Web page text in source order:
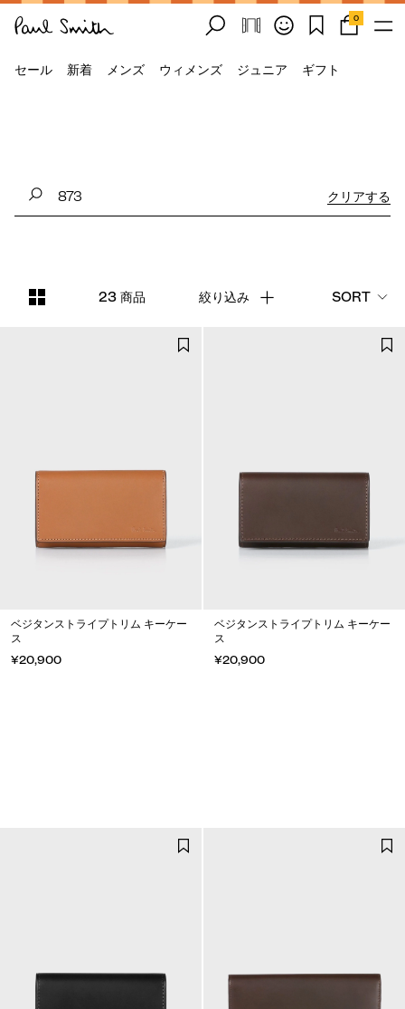
0
セール 新着 メンズ ウィメンズ ジュニア ギフト
クリアする
23 商品 絞り込み SORT
ベジタンストライプトリム キーケー
ス
¥20,900
ベジタンストライプトリム キーケー
ス
¥20,900